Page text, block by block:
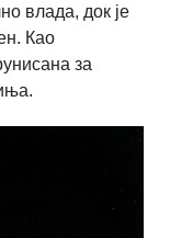
влада, док је
Као
за